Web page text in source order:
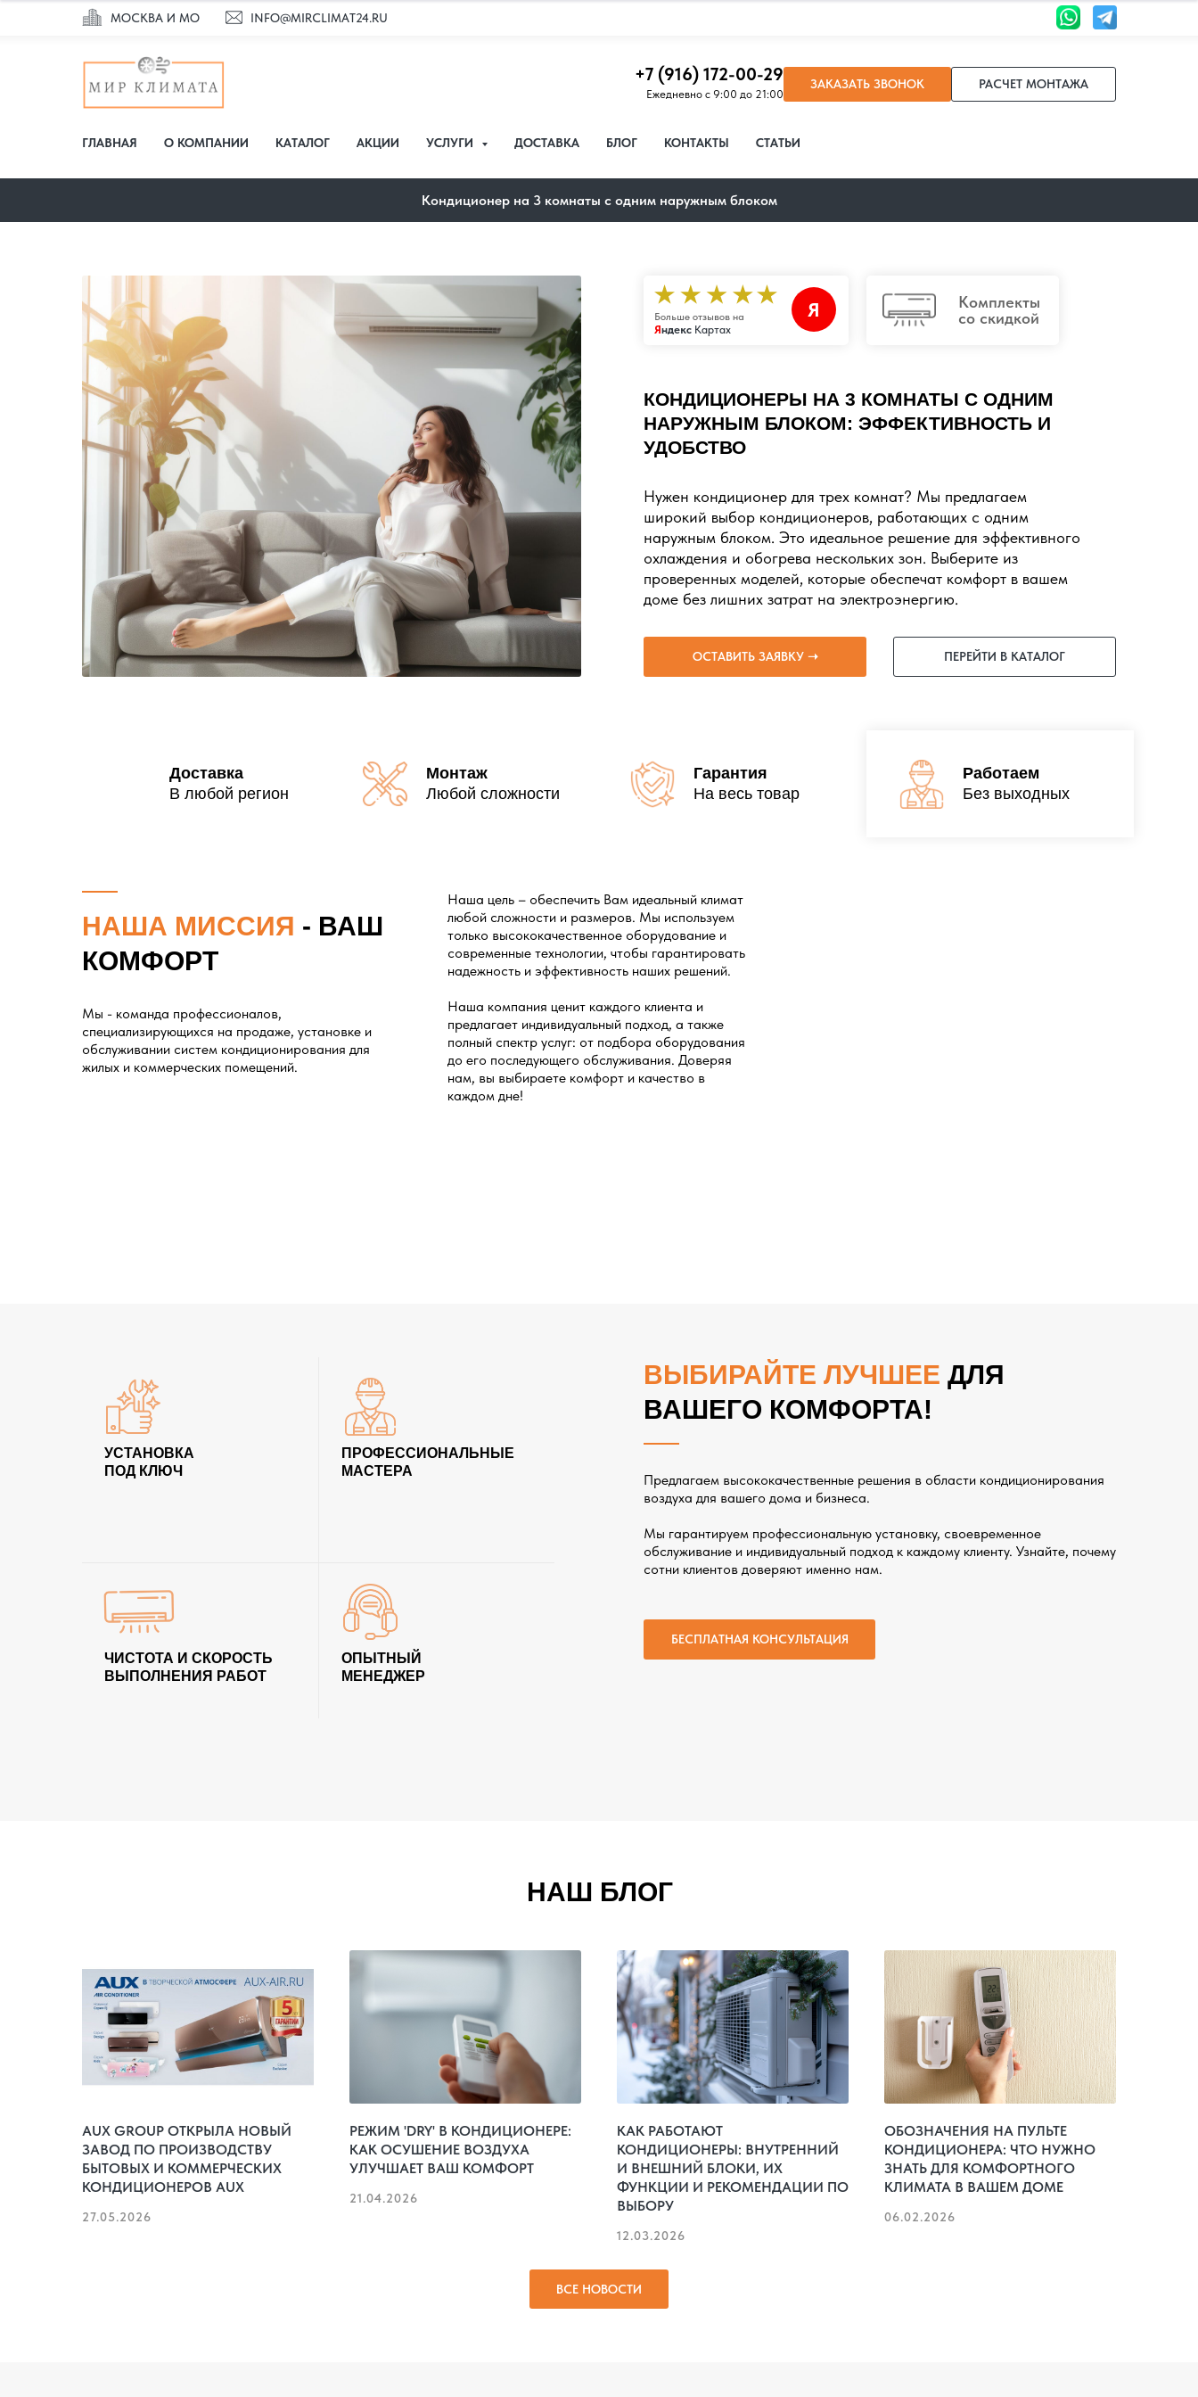
МОСКВА И МО INFO@MIRCLIMAT24.RU
+7 (916) 172-00-29
Ежедневно с 9:00 до 21:00
ЗАКАЗАТЬ ЗВОНОК РАСЧЕТ МОНТАЖА
ГЛАВНАЯ О КОМПАНИИ КАТАЛОГ АКЦИИ УСЛУГИ ДОСТАВКА БЛОГ КОНТАКТЫ СТАТЬИ
Кондиционер на 3 комнаты с одним наружным блоком
Больше отзывов на
Яндекс Картах
Я
КОНДИЦИОНЕРЫ НА 3 КОМНАТЫ С ОДНИМ
НАРУЖНЫМ БЛОКОМ: ЭФФЕКТИВНОСТЬ И
УДОБСТВО
Нужен кондиционер для трех комнат? Мы предлагаем
широкий выбор кондиционеров, работающих с одним
наружным блоком. Это идеальное решение для эффективного
охлаждения и обогрева нескольких зон. Выберите из
проверенных моделей, которые обеспечат комфорт в вашем
доме без лишних затрат на электроэнергию.
ОСТАВИТЬ ЗАЯВКУ ➝ ПЕРЕЙТИ В КАТАЛОГ
Комплекты
со скидкой
Доставка
В любой регион
Монтаж
Любой сложности
Гарантия
На весь товар
Работаем
Без выходных
НАША МИССИЯ - ВАШ
КОМФОРТ
Мы - команда профессионалов,
специализирующихся на продаже, установке и
обслуживании систем кондиционирования для
жилых и коммерческих помещений.
Наша цель – обеспечить Вам идеальный климат
любой сложности и размеров. Мы используем
только высококачественное оборудование и
современные технологии, чтобы гарантировать
надежность и эффективность наших решений.
Наша компания ценит каждого клиента и
предлагает индивидуальный подход, а также
полный спектр услуг: от подбора оборудования
до его последующего обслуживания. Доверяя
нам, вы выбираете комфорт и качество в
каждом дне!
ВЫБИРАЙТЕ ЛУЧШЕЕ ДЛЯ
ВАШЕГО КОМФОРТА!
Предлагаем высококачественные решения в области кондиционирования
воздуха для вашего дома и бизнеса.
Мы гарантируем профессиональную установку, своевременное
обслуживание и индивидуальный подход к каждому клиенту. Узнайте, почему
сотни клиентов доверяют именно нам.
БЕСПЛАТНАЯ КОНСУЛЬТАЦИЯ
УСТАНОВКА
ПОД КЛЮЧ
ПРОФЕССИОНАЛЬНЫЕ
МАСТЕРА
ОПЫТНЫЙ
МЕНЕДЖЕР
ЧИСТОТА И СКОРОСТЬ
ВЫПОЛНЕНИЯ РАБОТ
НАШ БЛОГ
AUX GROUP ОТКРЫЛА НОВЫЙ
ЗАВОД ПО ПРОИЗВОДСТВУ
БЫТОВЫХ И КОММЕРЧЕСКИХ
КОНДИЦИОНЕРОВ AUX
27.05.2026
РЕЖИМ 'DRY' В КОНДИЦИОНЕРЕ:
КАК ОСУШЕНИЕ ВОЗДУХА
УЛУЧШАЕТ ВАШ КОМФОРТ
21.04.2026
КАК РАБОТАЮТ
КОНДИЦИОНЕРЫ: ВНУТРЕННИЙ
И ВНЕШНИЙ БЛОКИ, ИХ
ФУНКЦИИ И РЕКОМЕНДАЦИИ ПО
ВЫБОРУ
12.03.2026
ОБОЗНАЧЕНИЯ НА ПУЛЬТЕ
КОНДИЦИОНЕРА: ЧТО НУЖНО
ЗНАТЬ ДЛЯ КОМФОРТНОГО
КЛИМАТА В ВАШЕМ ДОМЕ
06.02.2026
ВСЕ НОВОСТИ